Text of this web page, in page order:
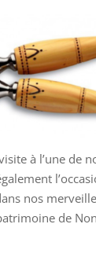
à l’une de
nos
de